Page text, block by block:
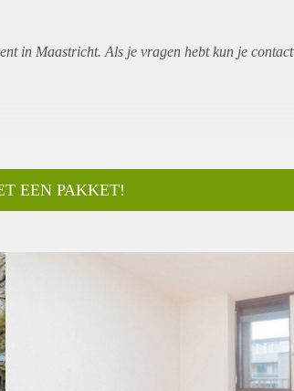
in Maastricht. Als je vragen hebt kun je contact
EEN PAKKET!